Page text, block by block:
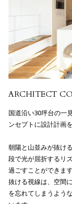
ARCHITECT
国道沿い30坪台の一
ンセプトに設計計画
朝陽と山並みが抜け
段で光が屈折するリ
過ごすことができま
抜ける視線は、空間
を忘れてしまうよう